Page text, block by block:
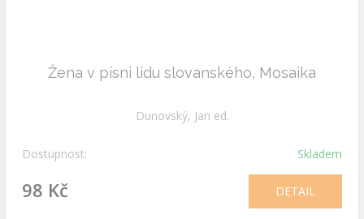
Žena v písni lidu slovanského, Mosaika
Dunovský, Jan ed.
Dostupnost: Skladem
98 Kč DETAIL